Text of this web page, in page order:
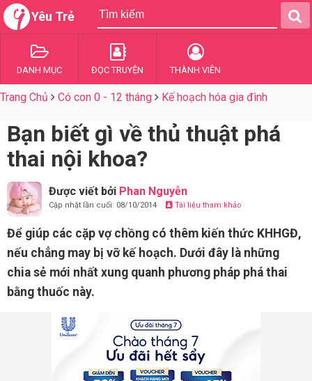
Yêu Trẻ
DANH MỤC ĐỌC TRUYỆN THÀNH VIÊN
Trang Chủ Có con 0 - 12 tháng Kế hoạch hóa gia đình
Bạn biết gì về thủ thuật phá
thai nội khoa?
Được viết bởi Phan Nguyễn
Cập nhật lần cuối: 08/10/2014 Tài liệu tham khảo
Để giúp các cặp vợ chồng có thêm kiến thức KHHGĐ,
nếu chẳng may bị vỡ kế hoạch. Dưới đây là những
chia sẻ mới nhất xung quanh phương pháp phá thai
bằng thuốc này.